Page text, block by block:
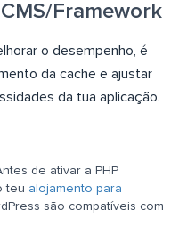
Framework
o desempenho, é
da cache e ajustar
da tua aplicação.
de ativar a PHP
teu alojamento para
são compatíveis com